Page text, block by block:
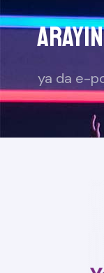
ya da e-